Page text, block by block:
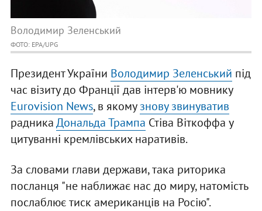
Володимир Зеленський
ФОТО: EPA/UPG
Президент України Володимир Зеленський під
час візиту до Франції дав інтерв'ю мовнику
Eurovision News, в якомузнову звинуватив
радникаДональда Трампа Стіва Віткоффа у
цитуванні кремлівських наративів.
За словами глави держави, така риторика
посланця "не наближає нас до миру, натомість
послаблює тиск американців на Росію".